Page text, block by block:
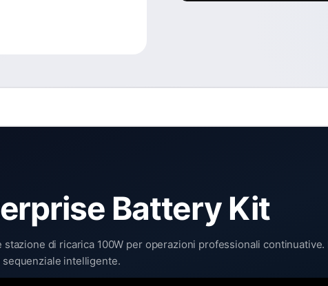
Battery Kit
di ricarica 100W per operazioni professionali continuative.
intelligente.